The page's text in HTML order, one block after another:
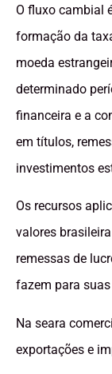
O fluxo cambial
formação da
moeda
determinado
financeira e a
em títulos,
investimentos
Os recursos
valores
remessas de
fazem para
Na seara
exportações e